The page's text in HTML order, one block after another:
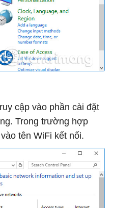
cập vào phần cài đặt
Trong trường hợp
tên WiFi kết nối.